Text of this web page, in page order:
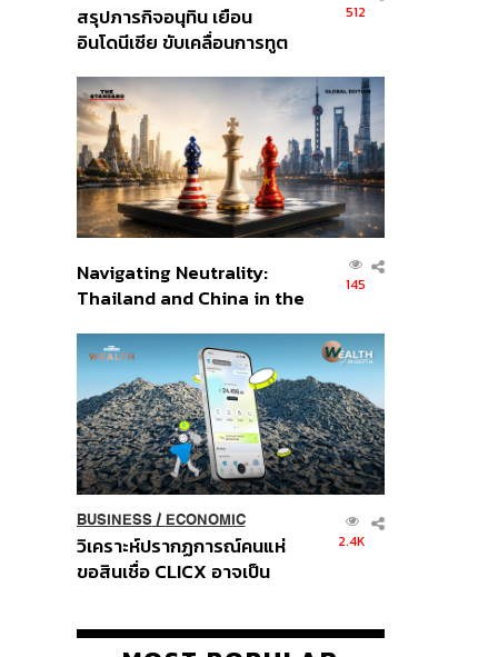
สรุปภารกิจอนุทิน เยือน
อินโดนีเซีย ขับเคลื่อนการทูต
ส่วนยุทธศาสตร์ไทย –
อินโดนีเซีย
512
Navigating Neutrality:
Thailand and China in the
Order
145
BUSINESS/ ECONOMIC
วิเคราะห์ปรากฏการณ์คนแห่
ขอสินเชื่อ CLICX อาจเป็น
ปัญหาหนี้ครัวเรือนไทยที่ถูกซุก
2.4K